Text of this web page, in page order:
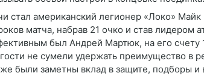
стал американский легионер «Локо»
матча, набрав 21 очко и став лидером
был Андрей Мартюк, на его счету
не сумели удержать преимущество в
были заметны вклад в защите, подборы и